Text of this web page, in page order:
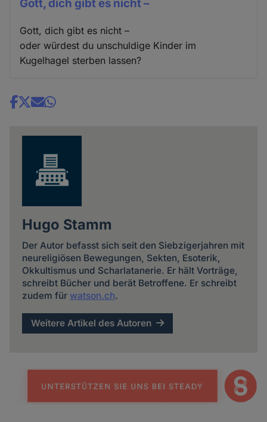
Gott, dich gibt es nicht –
Gott, dich gibt es nicht –
oder würdest du unschuldige Kinder im
Kugelhagel sterben lassen?
Share
Hugo Stamm
Der Autor befasst sich seit den Siebzigerjahren mit
neureligiösen Bewegungen, Sekten, Esoterik,
Okkultismus und Scharlatanerie. Er hält Vorträge,
schreibt Bücher und berät Betroffene. Er schreibt
zudem für watson.ch.
Weitere Artikel des Autoren